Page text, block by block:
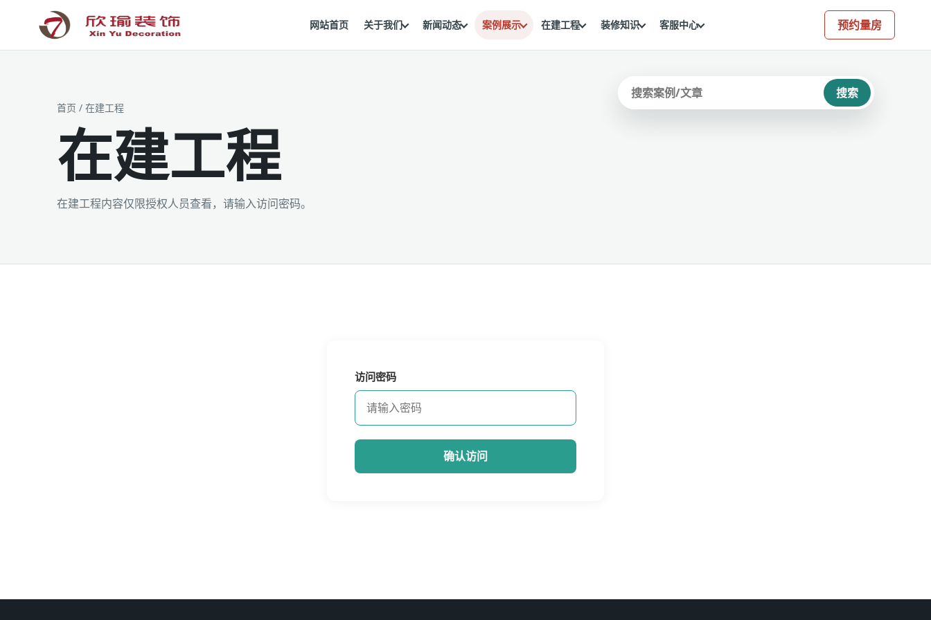
工装为主 · 家装为辅 · 设计施工
网站首页 关于我们 新闻动态 案例展示 在建工程 装修知识 客服中心 预约量房
站内搜索
搜索
首页 / 在建工程
在建工程
在建工程内容仅限授权人员查看，请输入访问密码。
访问密码
确认访问